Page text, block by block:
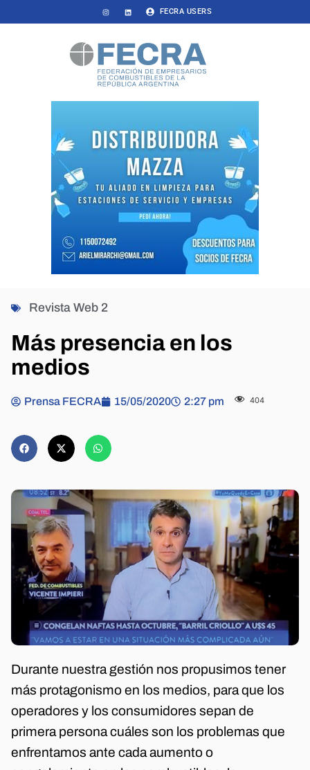
FECRA USERS
Revista Web 2
Más presencia en los
medios
Prensa FECRA 15/05/2020 2:27 pm 404
Durante nuestra gestión nos propusimos tener
más protagonismo en los medios, para que los
operadores y los consumidores sepan de
primera persona cuáles son los problemas que
enfrentamos ante cada aumento o